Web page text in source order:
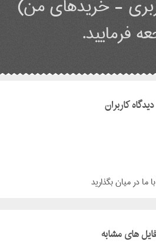
- خریدهای من)
فرمایید.
دیدگاه کاربران
ما در میان بگذارید
فایل های مشابه